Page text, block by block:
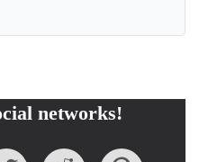
networks!